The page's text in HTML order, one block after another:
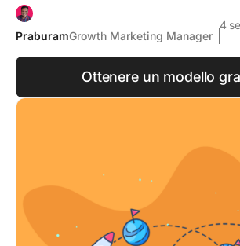
PraburamGrowth Marketing Manager
4
Ottenere un modello